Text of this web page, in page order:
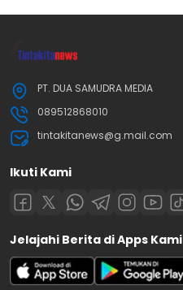
PT. DUA SAMUDRA MEDIA
089512868010
tintakitanews@g.mail.com
Ikuti Kami
Jelajahi Berita di Apps Kami